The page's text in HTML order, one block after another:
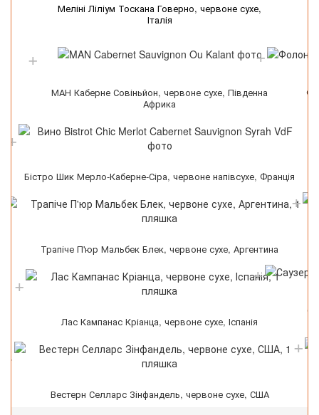
Меліні Ліліум Тоскана Говерно, червоне сухе,
Італія
МАН Каберне Совіньйон, червоне сухе, Південна
Африка
Бістро Шик Мерло-Каберне-Сіра, червоне напівсухе, Франція
Трапіче П'юр Мальбек Блек, червоне сухе, Аргентина
Лас Кампанас Кріанца, червоне сухе, Іспанія
Вестерн Селларс Зінфандель, червоне сухе, США